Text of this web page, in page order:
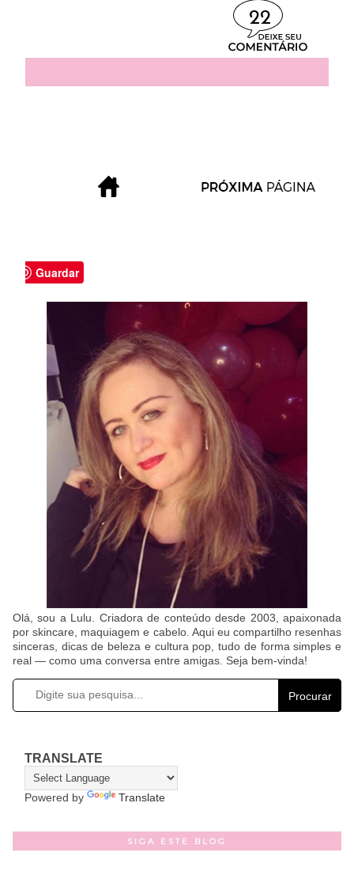
22
Guardar
Olá, sou a Lulu. Criadora de conteúdo desde 2003, apaixonada
por skincare, maquiagem e cabelo. Aqui eu compartilho resenhas
sinceras, dicas de beleza e cultura pop, tudo de forma simples e
real — como uma conversa entre amigas. Seja bem-vinda!
Procurar
TRANSLATE
Powered by Translate
SIGA ESTE BLOG